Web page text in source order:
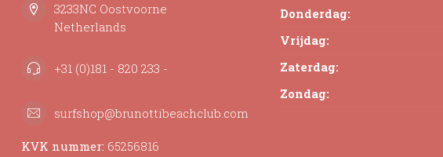
3233NC Oostvoorne
Netherlands
+31 (0)181 - 820 233 -
surfshop@brunottibeachclub.com
KVK nummer: 65256816
Donderdag:
Vrijdag:
Zaterdag:
Zondag: